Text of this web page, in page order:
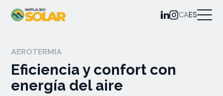
CAES
AEROTERMIA
Eficiencia y confort con
energía del aire